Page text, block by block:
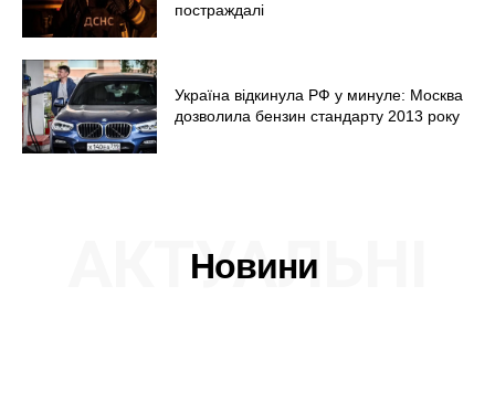
постраждалі
Україна відкинула РФ у минуле: Москва
дозволила бензин стандарту 2013 року
Новини
АКТУАЛЬНІ